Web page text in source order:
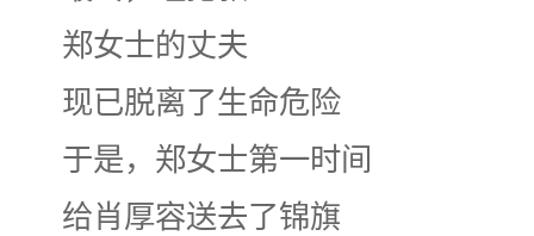
郑女士的丈夫
现已脱离了生命危险
于是，郑女士第一时间
给肖厚容送去了锦旗